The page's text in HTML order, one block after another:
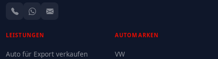
LEISTUNGEN
Auto für Export verkaufen
AUTOMARKEN
VW